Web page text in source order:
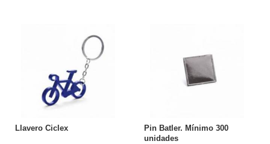
Llavero Ciclex
Pin Batler. Mínimo 300
unidades